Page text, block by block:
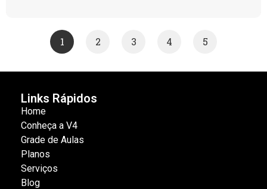
1 2 3 4 5
Links Rápidos
Home
Conheça a V4
Grade de Aulas
Planos
Serviços
Blog